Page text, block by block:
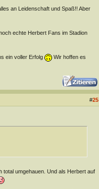
an Leidenschaft und Spaß!! Aber
echte Herbert Fans im Stadion
ein voller Erfolg
Wir hoffen es
#25
umgehauen. Und als Herbert auf